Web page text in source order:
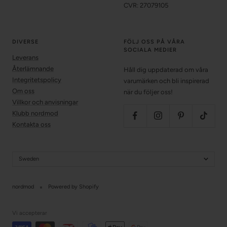
CVR: 27079105
DIVERSE
Leverans
Återlämnande
Integritetspolicy
Om oss
Villkor och anvisningar
Klubb nordmod
Kontakta oss
FÖLJ OSS PÅ VÅRA
SOCIALA MEDIER
Håll dig uppdaterad om våra
varumärken och bli inspirerad
när du följer oss!
Sweden
nordmod Powered by Shopify
Vi accepterar